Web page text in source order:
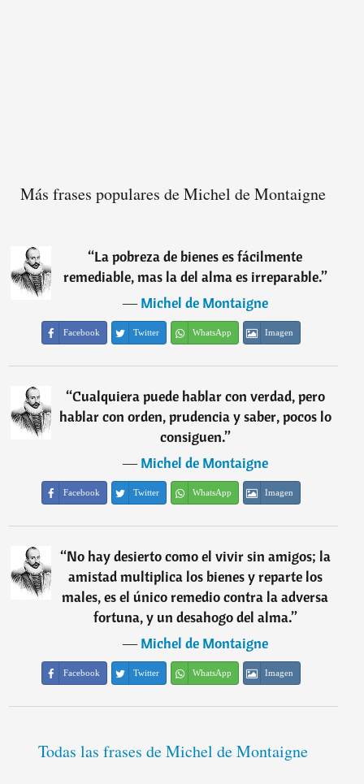
Más frases populares de Michel de Montaigne
“La pobreza de bienes es fácilmente
remediable, mas la del alma es irreparable.”
―Michel de Montaigne
Facebook Twitter WhatsApp Imagen
“Cualquiera puede hablar con verdad, pero
hablar con orden, prudencia y saber, pocos lo
consiguen.”
―Michel de Montaigne
Facebook Twitter WhatsApp Imagen
“No hay desierto como el vivir sin amigos; la
amistad multiplica los bienes y reparte los
males, es el único remedio contra la adversa
fortuna, y un desahogo del alma.”
―Michel de Montaigne
Facebook Twitter WhatsApp Imagen
Todas las frases de Michel de Montaigne